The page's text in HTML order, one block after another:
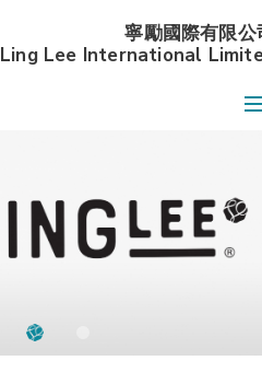
寧勵國際有限公
Ling Lee International